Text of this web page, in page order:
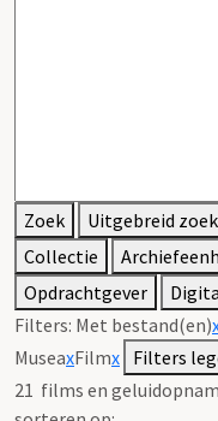
Zoek
Uitgebreid
Collectie
Opdrachtgever
Filters: Met bestand(en)
MuseaxFilmx Filters
21 films en